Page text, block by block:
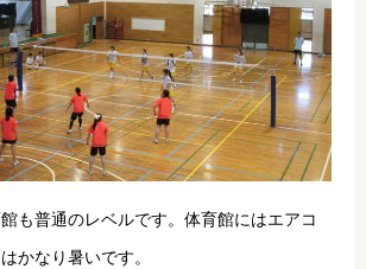
も普通のレベルです。体育館にはエアコ
かなり暑いです。